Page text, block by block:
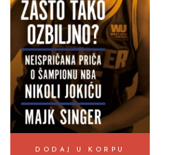
DODAJ U KORPU